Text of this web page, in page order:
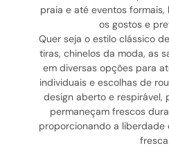
praia e até eventos
os gostos e
Quer seja o estilo clássico
tiras, chinelos da moda, as
em diversas opções para
individuais e escolhas de
design aberto e respirável,
permaneçam frescos
proporcionando a
fresca.